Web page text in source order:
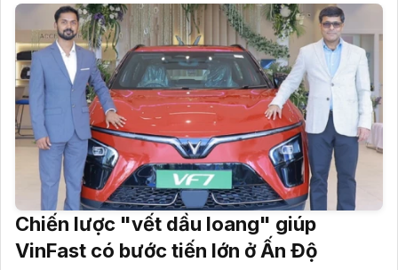
Chiến lược "vết dầu loang" giúp
VinFast có bước tiến lớn ở Ấn Độ